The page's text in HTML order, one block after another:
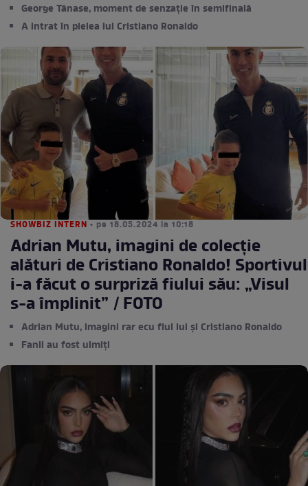
George Tănase, moment de senzație în semifinală
A intrat în pielea lui Cristiano Ronaldo
SHOWBIZ INTERN • pe 18.05.2024 la 10:18
Adrian Mutu, imagini de colecție
alături de Cristiano Ronaldo! Sportivul
i-a făcut o surpriză fiului său: „Visul
s-a împlinit” / FOTO
Adrian Mutu, imagini rar ecu fiul lui și Cristiano Ronaldo
Fanii au fost uimiți